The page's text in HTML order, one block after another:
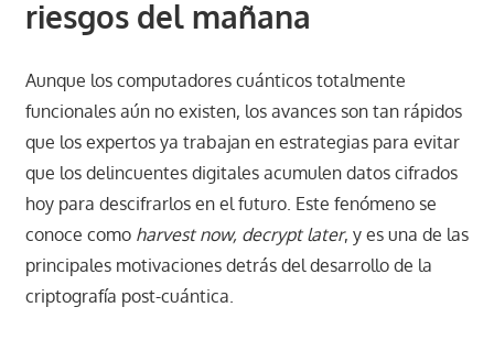
riesgos del mañana
Aunque los computadores cuánticos totalmente
funcionales aún no existen, los avances son tan rápidos
que los expertos ya trabajan en estrategias para evitar
que los delincuentes digitales acumulen datos cifrados
hoy para descifrarlos en el futuro. Este fenómeno se
conoce como harvest now, decrypt later, y es una de las
principales motivaciones detrás del desarrollo de la
criptografía post-cuántica.